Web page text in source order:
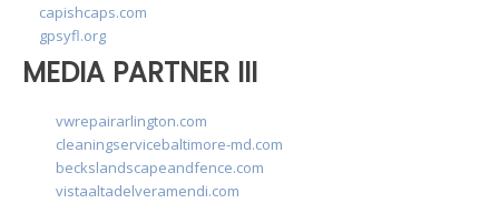
capishcaps.com
gpsyfl.org
MEDIA PARTNER III
vwrepairarlington.com
cleaningservicebaltimore-md.com
beckslandscapeandfence.com
vistaaltadelveramendi.com